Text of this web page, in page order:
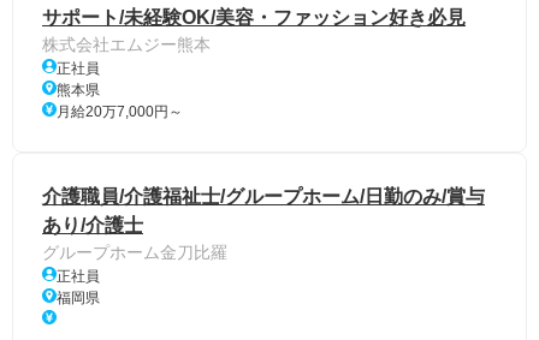
サポート/未経験OK/美容・ファッション好き必見
株式会社エムジー熊本
正社員
熊本県
月給20万7,000円～
介護職員/介護福祉士/グループホーム/日勤のみ/賞与
あり/介護士
グループホーム金刀比羅
正社員
福岡県